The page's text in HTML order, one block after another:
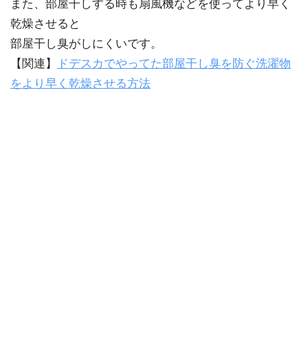
また、部屋干しする時も扇風機などを使ってより早く
乾燥させると
部屋干し臭がしにくいです。
【関連】
ドデスカでやってた部屋干し臭を防ぐ洗濯物
をより早く乾燥させる方法